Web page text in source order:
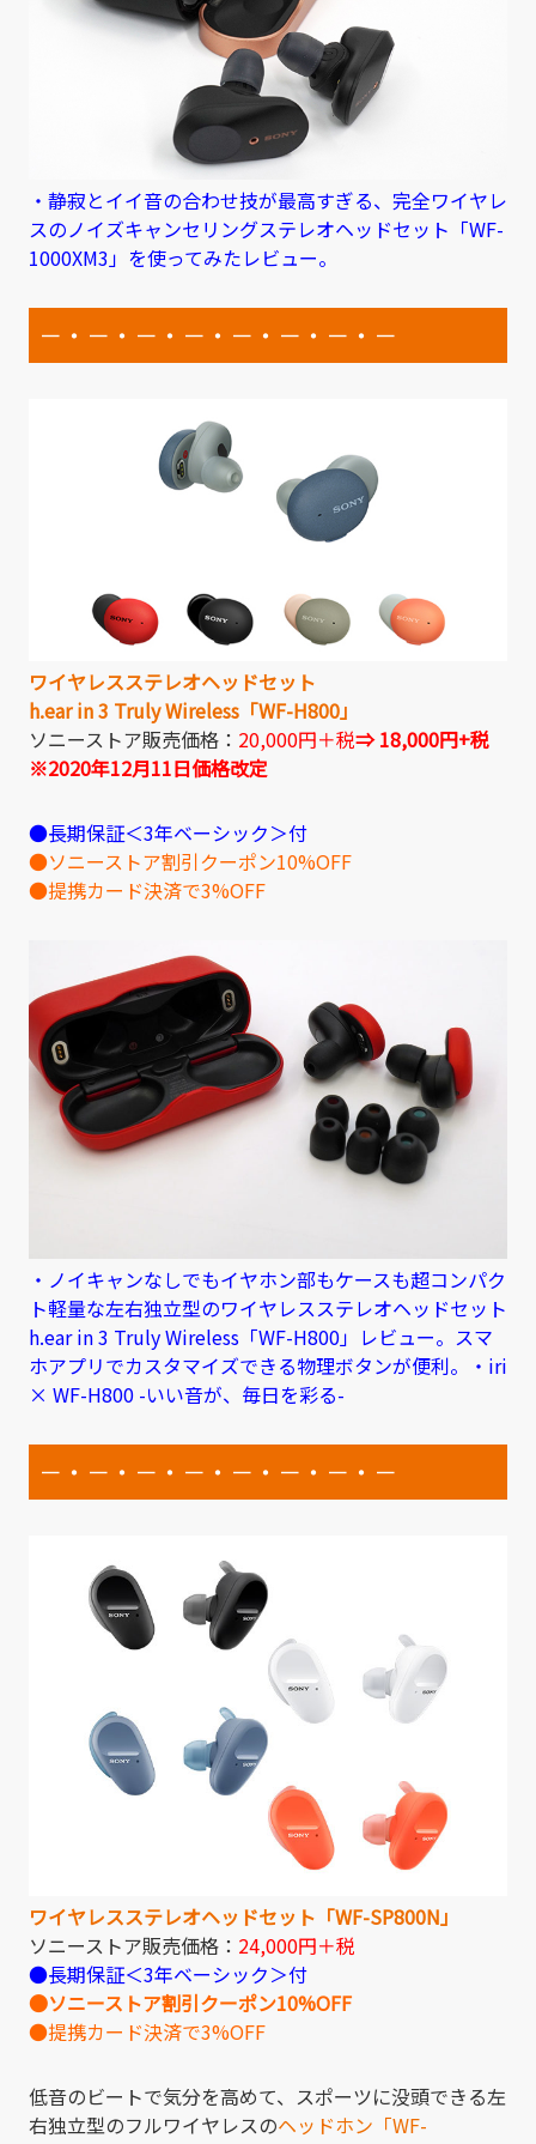
・静寂とイイ音の合わせ技が最高すぎる、完全ワイヤレ
スのノイズキャンセリングステレオヘッドセット「WF-
1000XM3」を使ってみたレビュー。
－・－・－・－・－・－・－・－
ワイヤレスステレオヘッドセット
h.ear in 3 Truly Wireless「WF-H800」
ソニーストア販売価格： 20,000円＋税⇒ 18,000円+税
※2020年12月11日価格改定
●長期保証＜3年ベーシック＞付
●ソニーストア割引クーポン10%OFF
●提携カード決済で3%OFF
・ノイキャンなしでもイヤホン部もケースも超コンパク
ト軽量な左右独立型のワイヤレスステレオヘッドセット
h.ear in 3 Truly Wireless「WF-H800」レビュー。スマ
ホアプリでカスタマイズできる物理ボタンが便利。・iri
× WF-H800 -いい音が、毎日を彩る-
－・－・－・－・－・－・－・－
ワイヤレスステレオヘッドセット「WF-SP800N」
ソニーストア販売価格： 24,000円＋税
●長期保証＜3年ベーシック＞付
●ソニーストア割引クーポン10%OFF
●提携カード決済で3%OFF
低音のビートで気分を高めて、スポーツに没頭できる左
右独立型のフルワイヤレスのヘッドホン「WF-